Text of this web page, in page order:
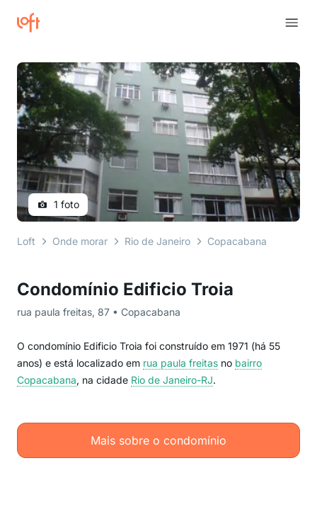
Condomínio Edificio Troia
rua paula freitas, 87 • Copacabana
O condomínio Edificio Troia foi construído em 1971 (há 55
anos) e está localizado em rua paula freitas no bairro
Copacabana, na cidade Rio de Janeiro-RJ.
Mais sobre o condomínio
1 foto
Loft Onde morar Rio de Janeiro Copacabana